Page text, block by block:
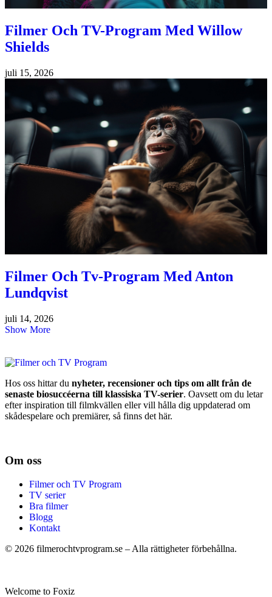
Filmer Och TV-Program Med Willow
Shields
juli 15, 2026
Filmer Och Tv-Program Med Anton
Lundqvist
juli 14, 2026
Show More
Hos oss hittar du nyheter, recensioner och tips om allt från de
senaste biosuccéerna till klassiska TV-serier. Oavsett om du letar
efter inspiration till filmkvällen eller vill hålla dig uppdaterad om
skådespelare och premiärer, så finns det här.
Om oss
Filmer och TV Program
TV serier
Bra filmer
Blogg
Kontakt
© 2026 filmerochtvprogram.se – Alla rättigheter förbehållna.
Welcome to Foxiz